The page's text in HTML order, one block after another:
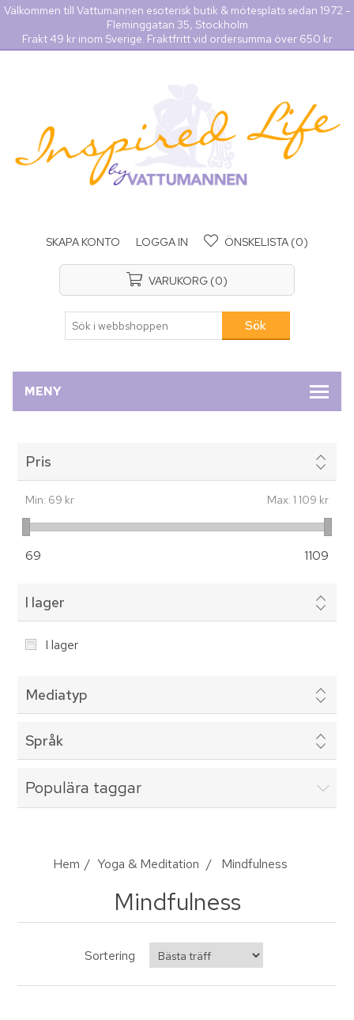
Välkommen till Vattumannen esoterisk butik & mötesplats sedan 1972 -
Fleminggatan 35, Stockholm
Frakt 49 kr inom Sverige. Fraktfritt vid ordersumma över 650 kr
SKAPA KONTO LOGGA IN ÖNSKELISTA (0)
VARUKORG (0)
MENY
Pris
Min: 69 kr Max: 1 109 kr
69 1109
I lager
I lager
Mediatyp
Språk
Populära taggar
Hem / Yoga & Meditation / Mindfulness
Mindfulness
Sortering